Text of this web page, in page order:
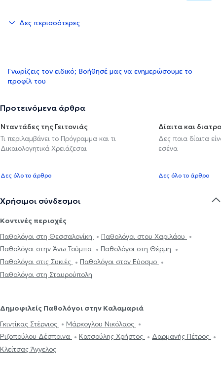
Δες περισσότερες
Γνωρίζεις τον ειδικό; Βοήθησέ μας να ενημερώσουμε το
προφίλ του
Προτεινόμενα άρθρα
Νταντάδες της Γειτονιάς
Τι περιλαμβάνει το Πρόγραμμα και τι
Δικαιολογητικά Χρειάζεσαι
Δες όλο το άρθρο
Δίαιτα και
Δες ποια δίαιτα
εσένα
Δες όλο το άρθρο
Χρήσιμοι σύνδεσμοι
Κοντινές περιοχές
Παθολόγοι στη Θεσσαλονίκη
Παθολόγοι στου Χαριλάου
Παθολόγοι στην Άνω Τούμπα
Παθολόγοι στη Θέρμη
Παθολόγοι στις Συκιές
Παθολόγοι στον Εύοσμο
Παθολόγοι στη Σταυρούπολη
Δημοφιλείς Παθολόγοι στην Καλαμαριά
Γκιντίκας Στέργιος
Μάρκογλου Νικόλαος
Ριζοπούλου Δέσποινα
Κατσούλης Χρήστος
Δαρμανής Πέτρος
Κλείτσας Άγγελος